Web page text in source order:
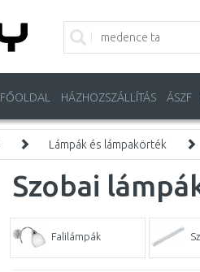
FŐOLDAL HÁZHOZSZÁLLÍTÁS ÁSZF
Lámpák és lámpakörték
Szobai
Falilámpák